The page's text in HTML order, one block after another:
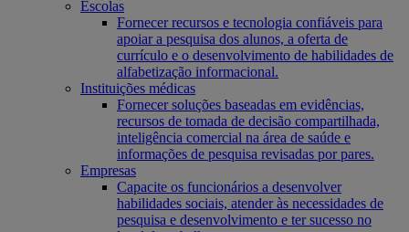
Escolas
Fornecer recursos e tecnologia confiáveis para
apoiar a pesquisa dos alunos, a oferta de
currículo e o desenvolvimento de habilidades de
alfabetização informacional.
Instituições médicas
Fornecer soluções baseadas em evidências,
recursos de tomada de decisão compartilhada,
inteligência comercial na área de saúde e
informações de pesquisa revisadas por pares.
Empresas
Capacite os funcionários a desenvolver
habilidades sociais, atender às necessidades de
pesquisa e desenvolvimento e ter sucesso no